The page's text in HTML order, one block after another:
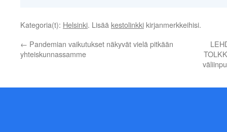
Kategoria(t): Helsinki. Lisää kestolinkki kirjanmerkkeihisi.
← Pandemian vaikutukset näkyvät vielä pitkään
yhteiskunnassamme